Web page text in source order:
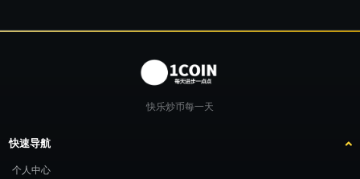
快乐炒币每一天
快速导航
个人中心